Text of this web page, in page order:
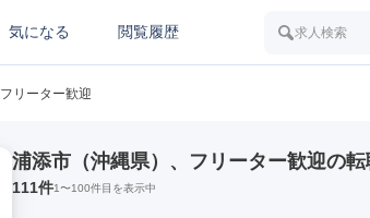
気になる 閲覧履歴 求人検索
フリーター歓迎
浦添市（沖縄県）、フリーター歓迎の
111件1〜100件目を表示中